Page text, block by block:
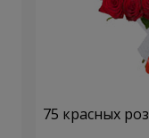
75 красных роз